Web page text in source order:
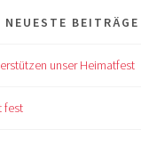
NEUESTE BEITRÄGE
unser Heimatfest
fest